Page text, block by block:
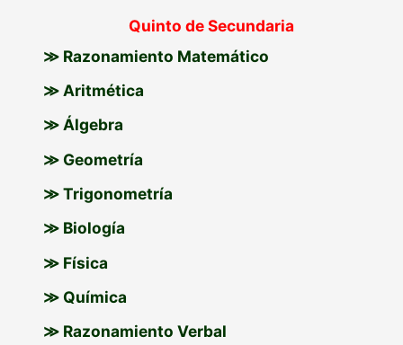
Quinto de Secundaria
≫ Razonamiento Matemático
≫ Aritmética
≫ Álgebra
≫ Geometría
≫ Trigonometría
≫ Biología
≫ Física
≫ Química
≫ Razonamiento Verbal